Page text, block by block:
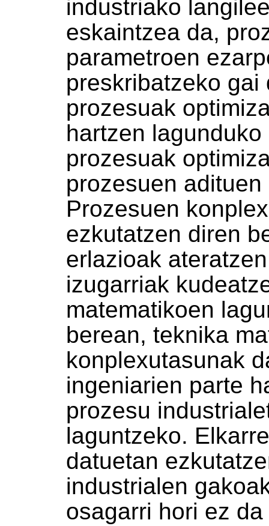
industriako
eskaintzea da,
parametroen
preskribatzeko
prozesuak
hartzen
prozesuak
prozesuen
Prozesuen
ezkutatzen diren
erlazioak
izugarriak
matematikoen
berean, teknika
konplexutasunak
ingeniarien parte
prozesu
laguntzeko.
datuetan
industrialen
osagarri hori ez